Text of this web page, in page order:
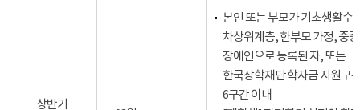
상반기
본인 또는 부모가 기초생활수
차상위계층, 한부모 가정, 중증
장애인으로 등록된 자, 또는
한국장학재단 학자금 지원구
6구간 이내